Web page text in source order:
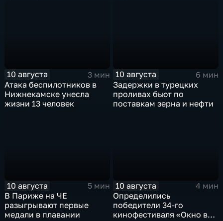
10 августа
3 мин
Атака беспилотников в
Нижнекамске унесла
жизни 13 человек
10 августа
6 мин
Задержки в турецких
проливах бьют по
поставкам зерна и нефти
10 августа
5 мин
В Париже на ЧЕ
разыгрывают первые
медали в плавании
10 августа
4 мин
Определились
победители 34-го
кинофестиваля «Окно в